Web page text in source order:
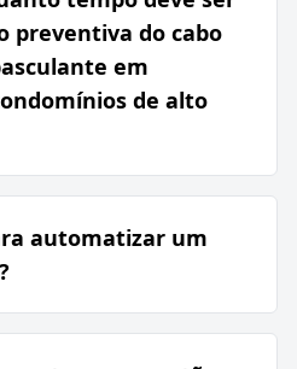
preventiva do cabo
em
de alto
automatizar um